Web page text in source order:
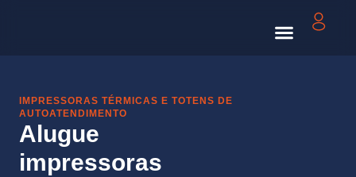
IMPRESSORAS TÉRMICAS E TOTENS DE
AUTOATENDIMENTO
Alugue
impressoras